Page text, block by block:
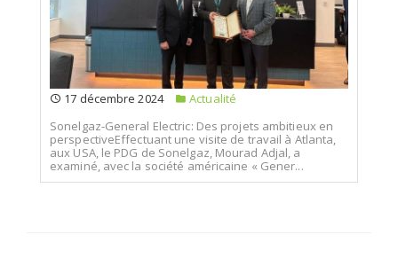
17 décembre 2024
Actualité
Sonelgaz-General Electric: Des projets ambitieux en
perspectiveEffectuant une visite de travail à Atlanta,
aux USA, le PDG de Sonelgaz, Mourad Adjal, a
examiné, avec la société américaine « Gener...